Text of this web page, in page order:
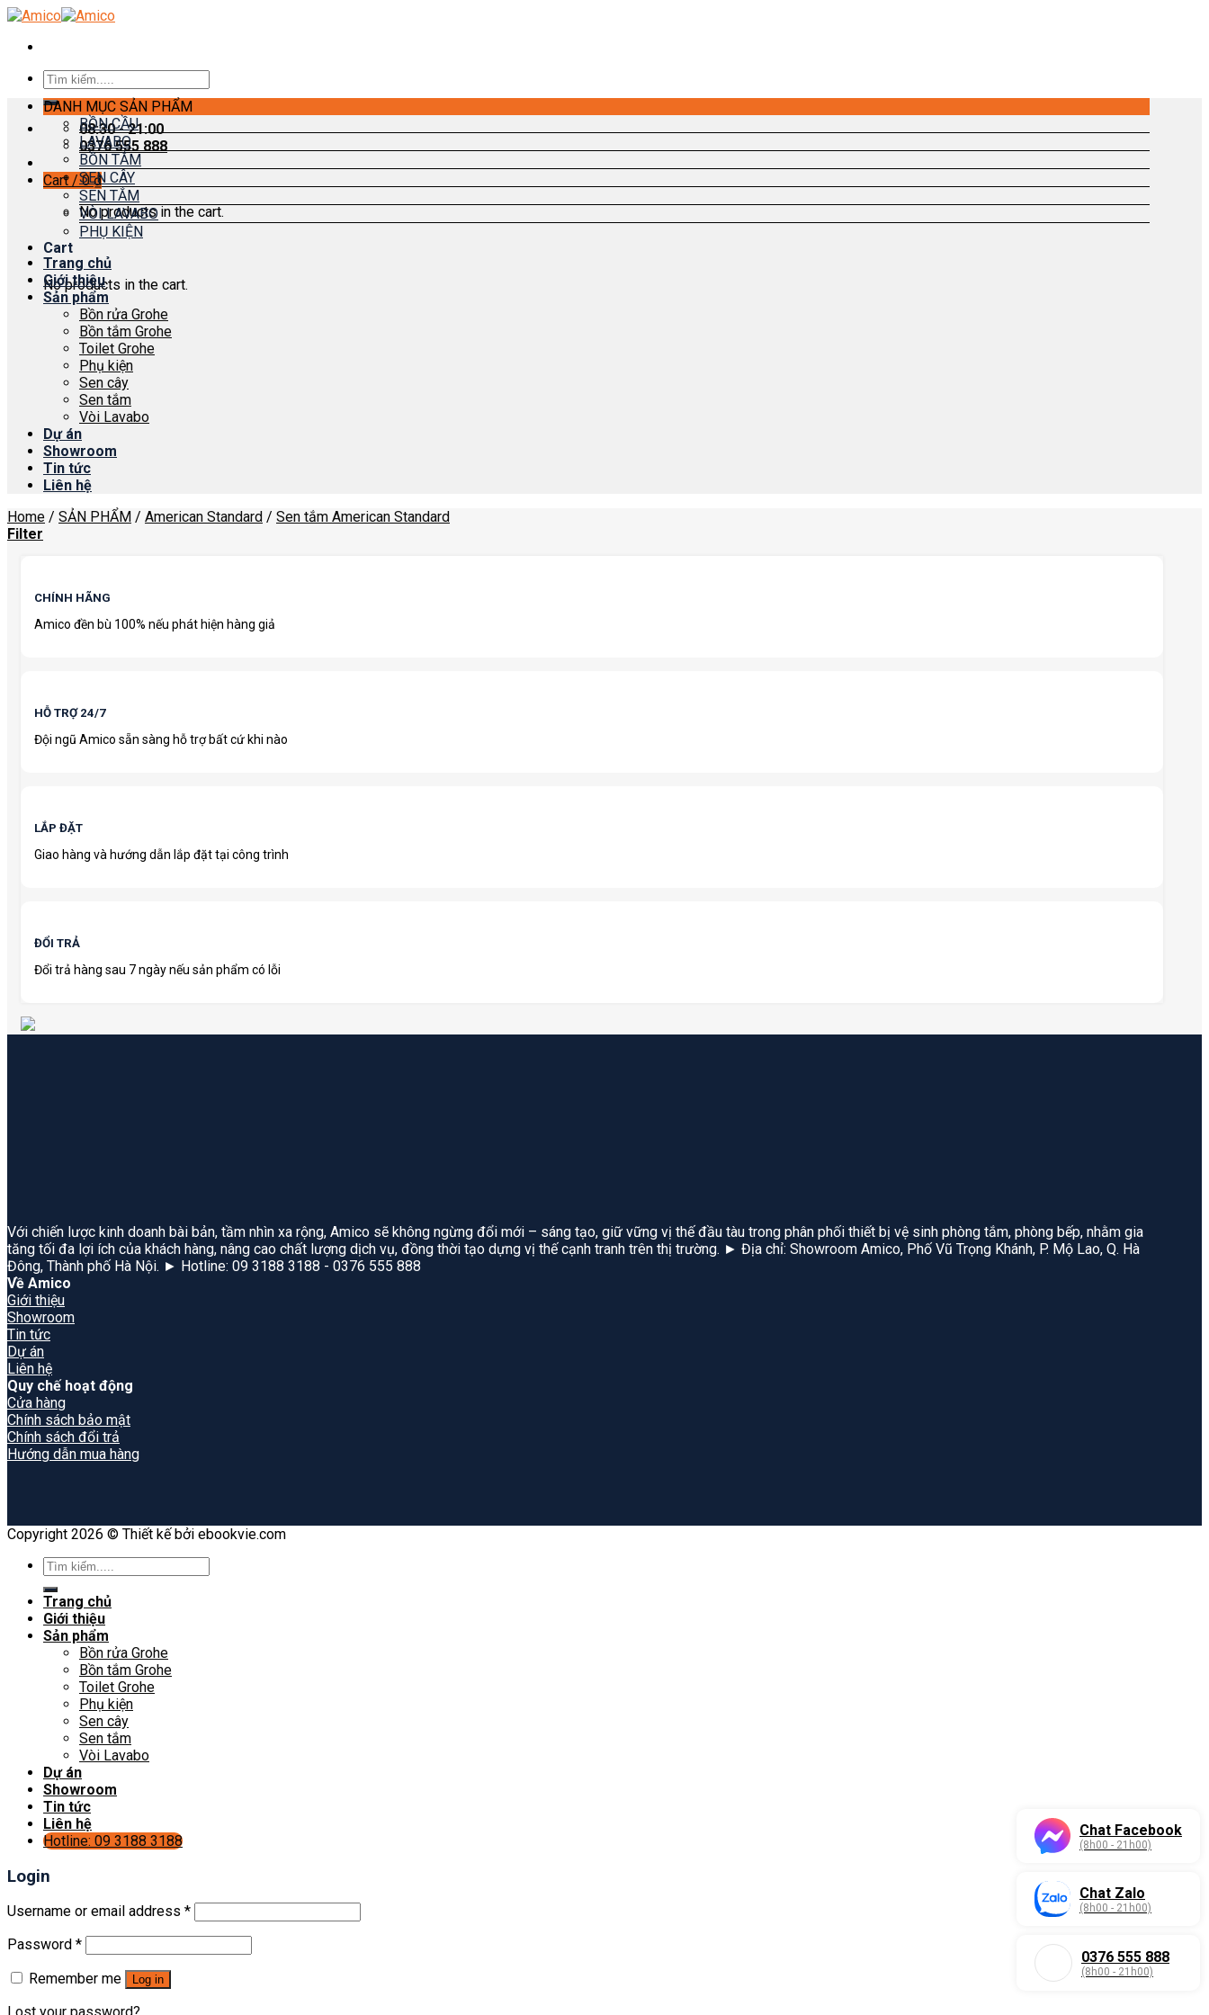
Skip
content
Search
for:
08:30 - 21:00
0376 555 888
Cart /0₫
No products in the cart.
Cart
No products in the cart.
DANH MỤC SẢN PHẨM
BỒN CẦU
LAVABO
BỒN TẮM
SEN CÂY
SEN TẮM
VÒI LAVABO
PHỤ KIỆN
Trang chủ
Giới thiệu
Sản phẩm
Bồn rửa Grohe
Bồn tắm Grohe
Toilet Grohe
Phụ kiện
Sen cây
Sen tắm
Vòi Lavabo
Dự án
Showroom
Tin tức
Liên hệ
Home / SẢN PHẨM / American Standard / Sen tắm American Standard
Filter
CHÍNH HÃNG
Amico đền bù 100% nếu phát hiện hàng giả
HỖ TRỢ 24/7
Đội ngũ Amico sẵn sàng hỗ trợ bất cứ khi nào
LẮP ĐẶT
Giao hàng và hướng dẫn lắp đặt tại công trình
ĐỔI TRẢ
Đổi trả hàng sau 7 ngày nếu sản phẩm có lỗi
Với chiến lược kinh doanh bài bản, tầm nhìn xa rộng, Amico sẽ không ngừng đổi mới – sáng tạo, giữ vững vị thế đầu tàu trong phân phối thiết bị vệ sinh phòng tắm, phòng bếp, nhằm gia
tăng tối đa lợi ích của khách hàng, nâng cao chất lượng dịch vụ, đồng thời tạo dựng vị thế cạnh tranh trên thị trường. ► Địa chỉ: Showroom Amico, Phố Vũ Trọng Khánh, P. Mộ Lao, Q. Hà
Đông, Thành phố Hà Nội. ► Hotline: 09 3188 3188 - 0376 555 888
Về Amico
Giới thiệu
Showroom
Tin tức
Dự án
Liên hệ
Quy chế hoạt động
Cửa hàng
Chính sách bảo mật
Chính sách đổi trả
Hướng dẫn mua hàng
Copyright 2026 © Thiết kế bởi ebookvie.com
Search
for:
Trang chủ
Giới thiệu
Sản phẩm
Bồn rửa Grohe
Bồn tắm Grohe
Toilet Grohe
Phụ kiện
Sen cây
Sen tắm
Vòi Lavabo
Dự án
Showroom
Tin tức
Liên hệ
Hotline: 09 3188 3188
Chat Facebook
(8h00 - 21h00)
Chat Zalo
(8h00 - 21h00)
0376 555 888
(8h00 - 21h00)
Login
Username or email address *
Password *
Remember me
Log in